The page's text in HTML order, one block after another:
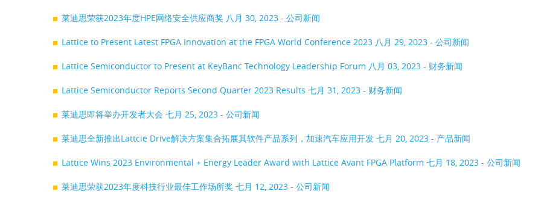
莱迪思荣获2023年度HPE网络安全供应商奖 八月 30, 2023 - 公司新闻
Lattice to Present Latest FPGA Innovation at the FPGA World Conference 2023 八月 29, 2023 - 公司新闻
Lattice Semiconductor to Present at KeyBanc Technology Leadership Forum 八月 03, 2023 - 财务新闻
Lattice Semiconductor Reports Second Quarter 2023 Results 七月 31, 2023 - 财务新闻
莱迪思即将举办开发者大会 七月 25, 2023 - 公司新闻
莱迪思全新推出Lattcie Drive解决方案集合拓展其软件产品系列，加速汽车应用开发 七月 20, 2023 - 产品新闻
Lattice Wins 2023 Environmental + Energy Leader Award with Lattice Avant FPGA Platform 七月 18, 2023 - 公司新闻
莱迪思荣获2023年度科技行业最佳工作场所奖 七月 12, 2023 - 公司新闻